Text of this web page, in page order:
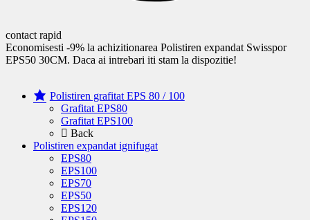
contact rapid
Economisesti -9% la achizitionarea Polistiren expandat Swisspor
EPS50 30CM. Daca ai intrebari iti stam la dispozitie!
Polistiren grafitat EPS 80 / 100
Grafitat EPS80
Grafitat EPS100
Back
Polistiren expandat ignifugat
EPS80
EPS100
EPS70
EPS50
EPS120